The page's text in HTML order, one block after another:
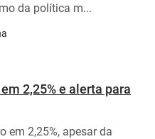
da política m...
2,25% e alerta para
em 2,25%, apesar da